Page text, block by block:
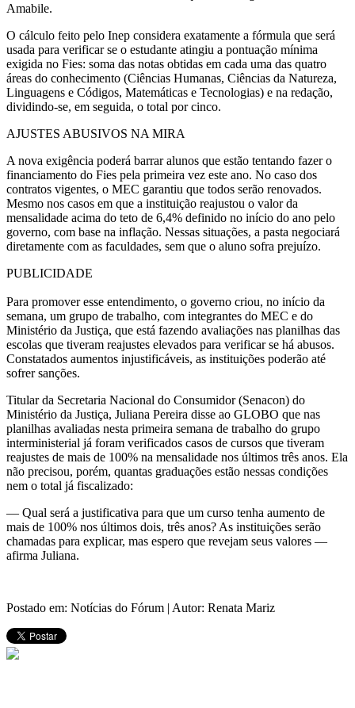
Amabile.
O cálculo feito pelo Inep considera exatamente a fórmula que será
usada para verificar se o estudante atingiu a pontuação mínima
exigida no Fies: soma das notas obtidas em cada uma das quatro
áreas do conhecimento (Ciências Humanas, Ciências da Natureza,
Linguagens e Códigos, Matemáticas e Tecnologias) e na redação,
dividindo-se, em seguida, o total por cinco.
AJUSTES ABUSIVOS NA MIRA
A nova exigência poderá barrar alunos que estão tentando fazer o
financiamento do Fies pela primeira vez este ano. No caso dos
contratos vigentes, o MEC garantiu que todos serão renovados.
Mesmo nos casos em que a instituição reajustou o valor da
mensalidade acima do teto de 6,4% definido no início do ano pelo
governo, com base na inflação. Nessas situações, a pasta negociará
diretamente com as faculdades, sem que o aluno sofra prejuízo.
PUBLICIDADE
Para promover esse entendimento, o governo criou, no início da
semana, um grupo de trabalho, com integrantes do MEC e do
Ministério da Justiça, que está fazendo avaliações nas planilhas das
escolas que tiveram reajustes elevados para verificar se há abusos.
Constatados aumentos injustificáveis, as instituições poderão até
sofrer sanções.
Titular da Secretaria Nacional do Consumidor (Senacon) do
Ministério da Justiça, Juliana Pereira disse ao GLOBO que nas
planilhas avaliadas nesta primeira semana de trabalho do grupo
interministerial já foram verificados casos de cursos que tiveram
reajustes de mais de 100% na mensalidade nos últimos três anos. Ela
não precisou, porém, quantas graduações estão nessas condições
nem o total já fiscalizado:
— Qual será a justificativa para que um curso tenha aumento de
mais de 100% nos últimos dois, três anos? As instituições serão
chamadas para explicar, mas espero que revejam seus valores —
afirma Juliana.
Postado em: Notícias do Fórum | Autor: Renata Mariz